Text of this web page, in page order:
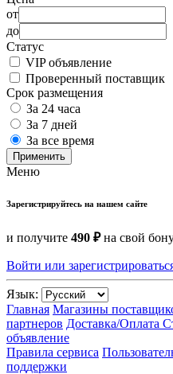
от
до
Статус
VIP объявление
Проверенный поставщик
Срок размещения
За 24 часа
За 7 дней
За все время
Применить
Меню
Зарегистрируйтесь на нашем сайте
и получите 490 ₽на свой
Войти или
Язык:
Главная Магазины
партнеров Доставка/Оплата
объявление
Правила сервиса
поддержки